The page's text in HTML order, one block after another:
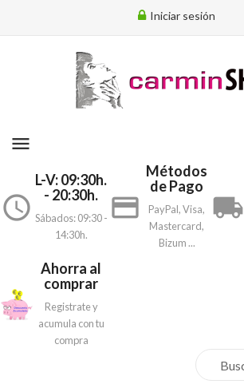
Iniciar sesión
menu
access_time
L-V: 09:30h.
- 20:30h.
Sábados: 09:30 -
14:30h.
payment
Métodos
de Pago
PayPal, Visa,
Mastercard,
Bizum ...
local_shipping
Ahorra al
comprar
Registrate y
acumula con tu
compra